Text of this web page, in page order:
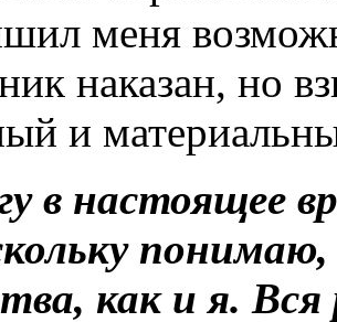
меня
наказан, но
и
в настоящее
как и я. Вся